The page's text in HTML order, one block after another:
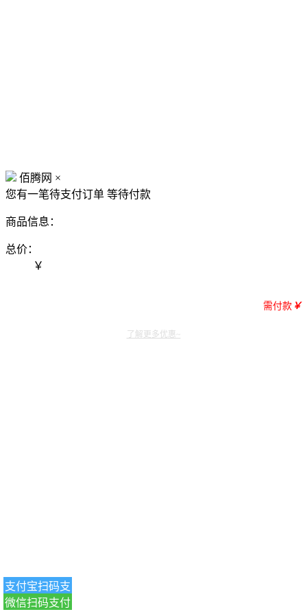
佰腾网 ×
您有一笔待支付订单 等待付款
商品信息：
总价：
￥
需付款 ￥
支付宝扫码支
付
微信扫码支付
了解更多优惠~